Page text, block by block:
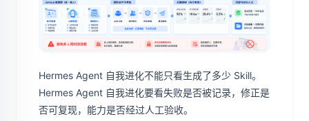
Hermes Agent 自我进化不能只看生成了多少 Skill。
Hermes Agent 自我进化要看失败是否被记录，修正是
否可复现，能力是否经过人工验收。